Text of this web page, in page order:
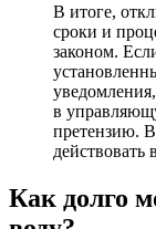
В итоге,
сроки и
законом.
в
претензию.
действовать
Как долго